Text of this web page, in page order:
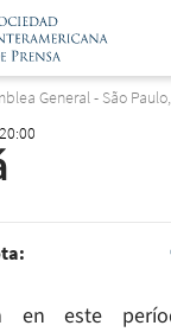
General - São
en este